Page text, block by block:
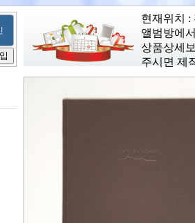
현재위치 :
앨범방에
상품상세
주시면 제